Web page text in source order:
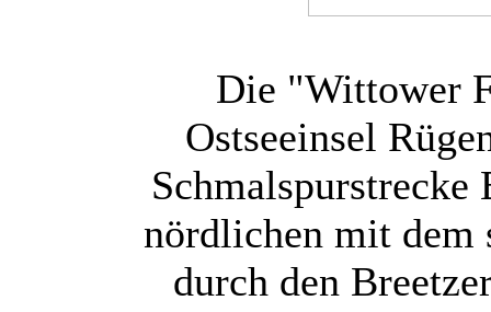
Die "Wittower
Ostseeinsel
nördlichen mit dem
durch den